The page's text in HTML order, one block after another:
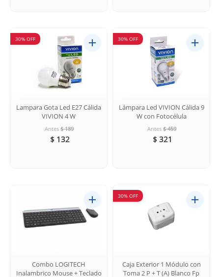
30% OFF
Lampara Gota Led E27 Cálida
VIVION 4 W
Antes $ 189
$ 132
30% OFF
Lámpara Led VIVION Cálida 9
W con Fotocélula
Antes $ 459
$ 321
Combo LOGITECH
Inalambrico Mouse + Teclado
30% OFF
Caja Exterior 1 Módulo con
Toma 2 P + T (A) Blanco Fp